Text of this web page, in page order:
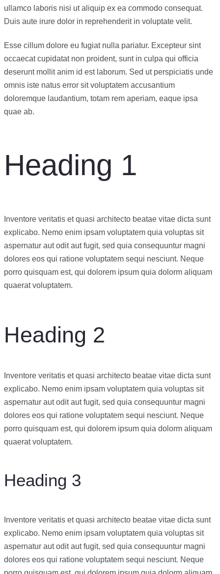
ullamco laboris nisi ut aliquip ex ea commodo consequat.
Duis aute irure dolor in reprehenderit in voluptate velit.
Esse cillum dolore eu fugiat nulla pariatur. Excepteur sint
occaecat cupidatat non proident, sunt in culpa qui officia
deserunt mollit anim id est laborum. Sed ut perspiciatis unde
omnis iste natus error sit voluptatem accusantium
doloremque laudantium, totam rem aperiam, eaque ipsa
quae ab.
Heading 1
Inventore veritatis et quasi architecto beatae vitae dicta sunt
explicabo. Nemo enim ipsam voluptatem quia voluptas sit
aspernatur aut odit aut fugit, sed quia consequuntur magni
dolores eos qui ratione voluptatem sequi nesciunt. Neque
porro quisquam est, qui dolorem ipsum quia dolorm aliquam
quaerat voluptatem.
Heading 2
Inventore veritatis et quasi architecto beatae vitae dicta sunt
explicabo. Nemo enim ipsam voluptatem quia voluptas sit
aspernatur aut odit aut fugit, sed quia consequuntur magni
dolores eos qui ratione voluptatem sequi nesciunt. Neque
porro quisquam est, qui dolorem ipsum quia dolorm aliquam
quaerat voluptatem.
Heading 3
Inventore veritatis et quasi architecto beatae vitae dicta sunt
explicabo. Nemo enim ipsam voluptatem quia voluptas sit
aspernatur aut odit aut fugit, sed quia consequuntur magni
dolores eos qui ratione voluptatem sequi nesciunt. Neque